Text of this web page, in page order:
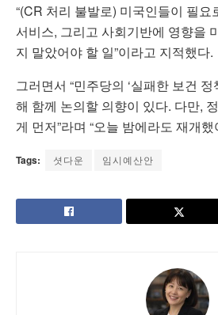
“(CR 처리 불발로) 미국인들이 필요
서비스, 그리고 사회기반에 영향을
지 말았어야 할 일”이라고 지적했다.
그러면서 “민주당의 ‘실패한 보건
해 함께 논의할 의향이 있다. 다만,
게 먼저”라며 “오늘 밤에라도 재개
Tags: 셧다운 임시예산안